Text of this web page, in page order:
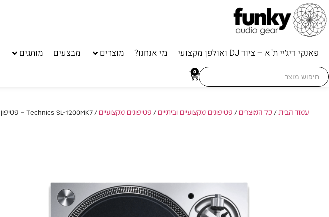
פאנקי דיג׳יי ת"א – ציוד DJ ואולפן מקצועי מי אנחנו? מוצרים מבצעים מותגים
Search
for:
0
עמוד הבית/ כל המוצרים / פטיפונים מקצועיים וביתיים / פטיפונים מקצועיים / Technics SL-1200MK7 – פטיפון DJ מקצועי